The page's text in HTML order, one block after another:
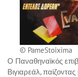
© PameStoixima
Ο Παναθηναϊκός
Βιγιαρεάλ,